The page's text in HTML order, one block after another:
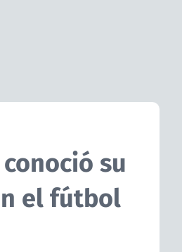
su
el fútbol